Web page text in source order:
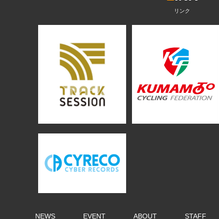
NEWS EVENT ABOUT STAFF